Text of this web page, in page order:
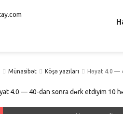
Münasibət Köşə yazıları Həyat 4.0 —